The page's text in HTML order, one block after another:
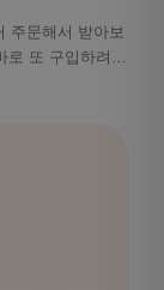
주문해서 받아보
또 구입하려하